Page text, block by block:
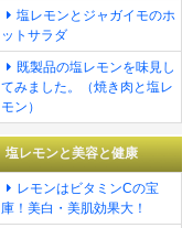
塩レモンとジャガイモのホ
ットサラダ
既製品の塩レモンを味見し
てみました。（焼き肉と塩レ
モン）
塩レモンと美容と健康
レモンはビタミンCの宝
庫！美白・美肌効果大！